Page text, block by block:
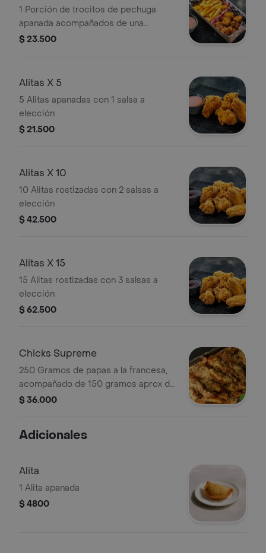
1 Porción de trocitos de pechuga
apanada acompañados de una
adición de salsa a elección y porción
$ 23.500
Alitas X 5
5 Alitas apanadas con 1 salsa a
elección
$ 21.500
Alitas X 10
10 Alitas rostizadas con 2 salsas a
elección
$ 42.500
Alitas X 15
15 Alitas rostizadas con 3 salsas a
elección
$ 62.500
Chicks Supreme
250 Gramos de papas a la francesa,
acompañado de 150 gramos aprox de
julianas de pechuga de pollo, salsa
$ 36.000
Adicionales
Alita
1 Alita apanada
$ 4800